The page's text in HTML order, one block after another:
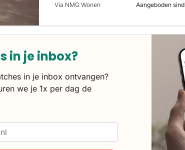
Via NMG Wonen Aangeboden
in je inbox?
in je inbox ontvangen?
we je 1x per dag de